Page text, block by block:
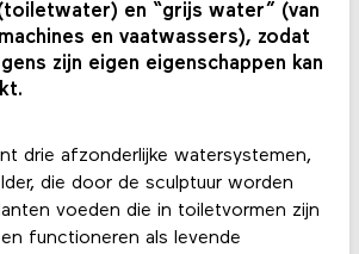
en “grijs water” (van
en vaatwassers), zodat
zijn eigen eigenschappen kan
drie afzonderlijke watersystemen,
die door de sculptuur worden
voeden die in toiletvormen zijn
functioneren als levende